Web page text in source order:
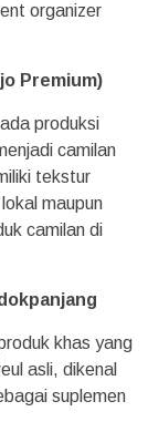
organizer
Premium)
produksi
camilan
tekstur
maupun
camilan di
khas yang
asli, dikenal
suplemen